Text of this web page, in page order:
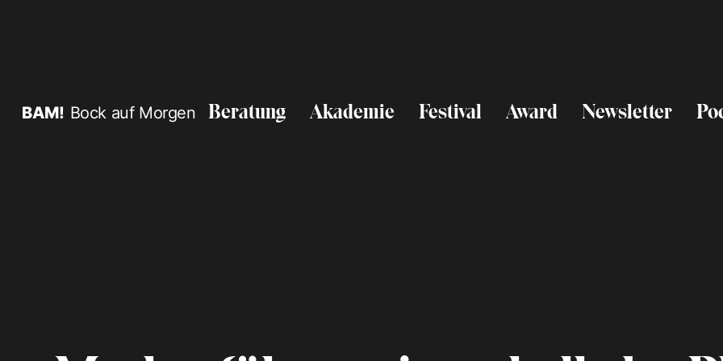
BAM! Bock auf Morgen Beratung Akademie Festival Award Newsletter